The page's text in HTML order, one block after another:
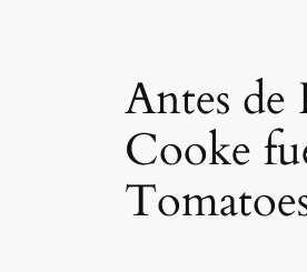
Antes
Cooke